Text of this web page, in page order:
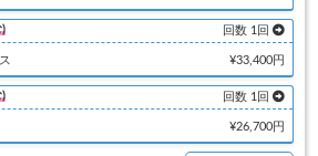
) 回数 1回
¥33,400円
) 回数 1回
¥26,700円